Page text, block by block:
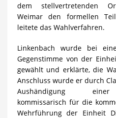
dem stellvertretenden
Weimar den formellen
leitete das Wahlverfahren.
Linkenbach wurde bei
Gegenstimme von der
gewählt und erklärte, die
Anschluss wurde er durch
Aushändigung einer
kommissarisch für die
Wehrführung der Einheit